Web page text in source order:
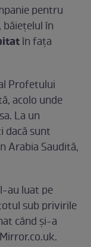
pentru
în
în fața
Profetului
acolo unde
La un
dacă sunt
Arabia Saudită,
au luat pe
sub privirile
când și-a